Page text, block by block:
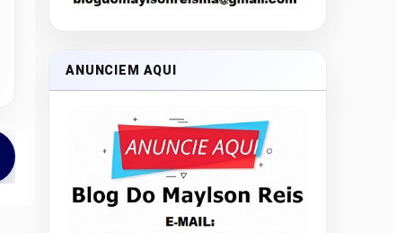
ANUNCIEM AQUI